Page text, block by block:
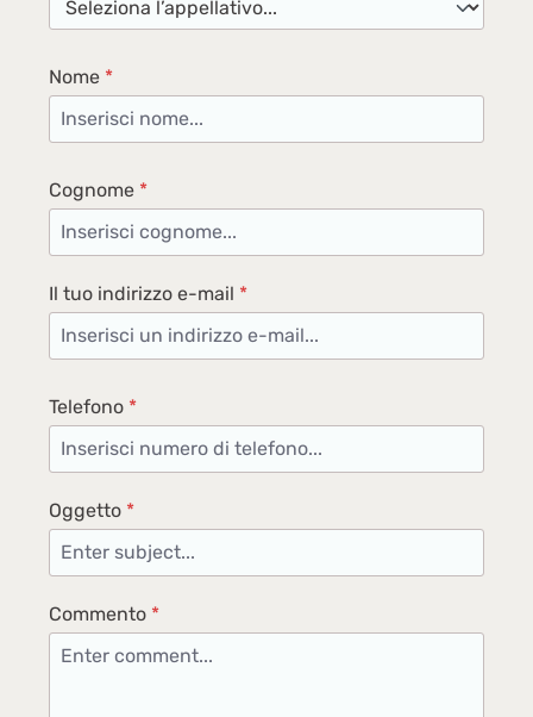
Nome *
Cognome *
Il tuo indirizzo e-mail *
Telefono *
Oggetto *
Commento *